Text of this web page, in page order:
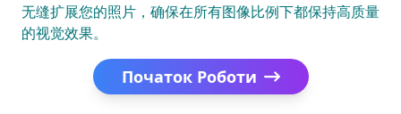
无缝扩展您的照片，确保在所有图像比例下都保持高质量
的视觉效果。
Початок Роботи